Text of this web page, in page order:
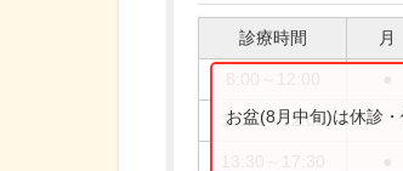
診療時間 月
10:00～12:00
お盆(8月中旬)は休診